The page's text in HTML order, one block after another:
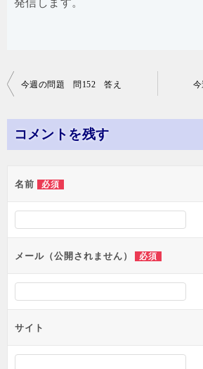
投
ナ
ビ
ン
今週の問題 問152 答え
コメントを残す
名前 必須
メール（公開されません） 必須
サイト